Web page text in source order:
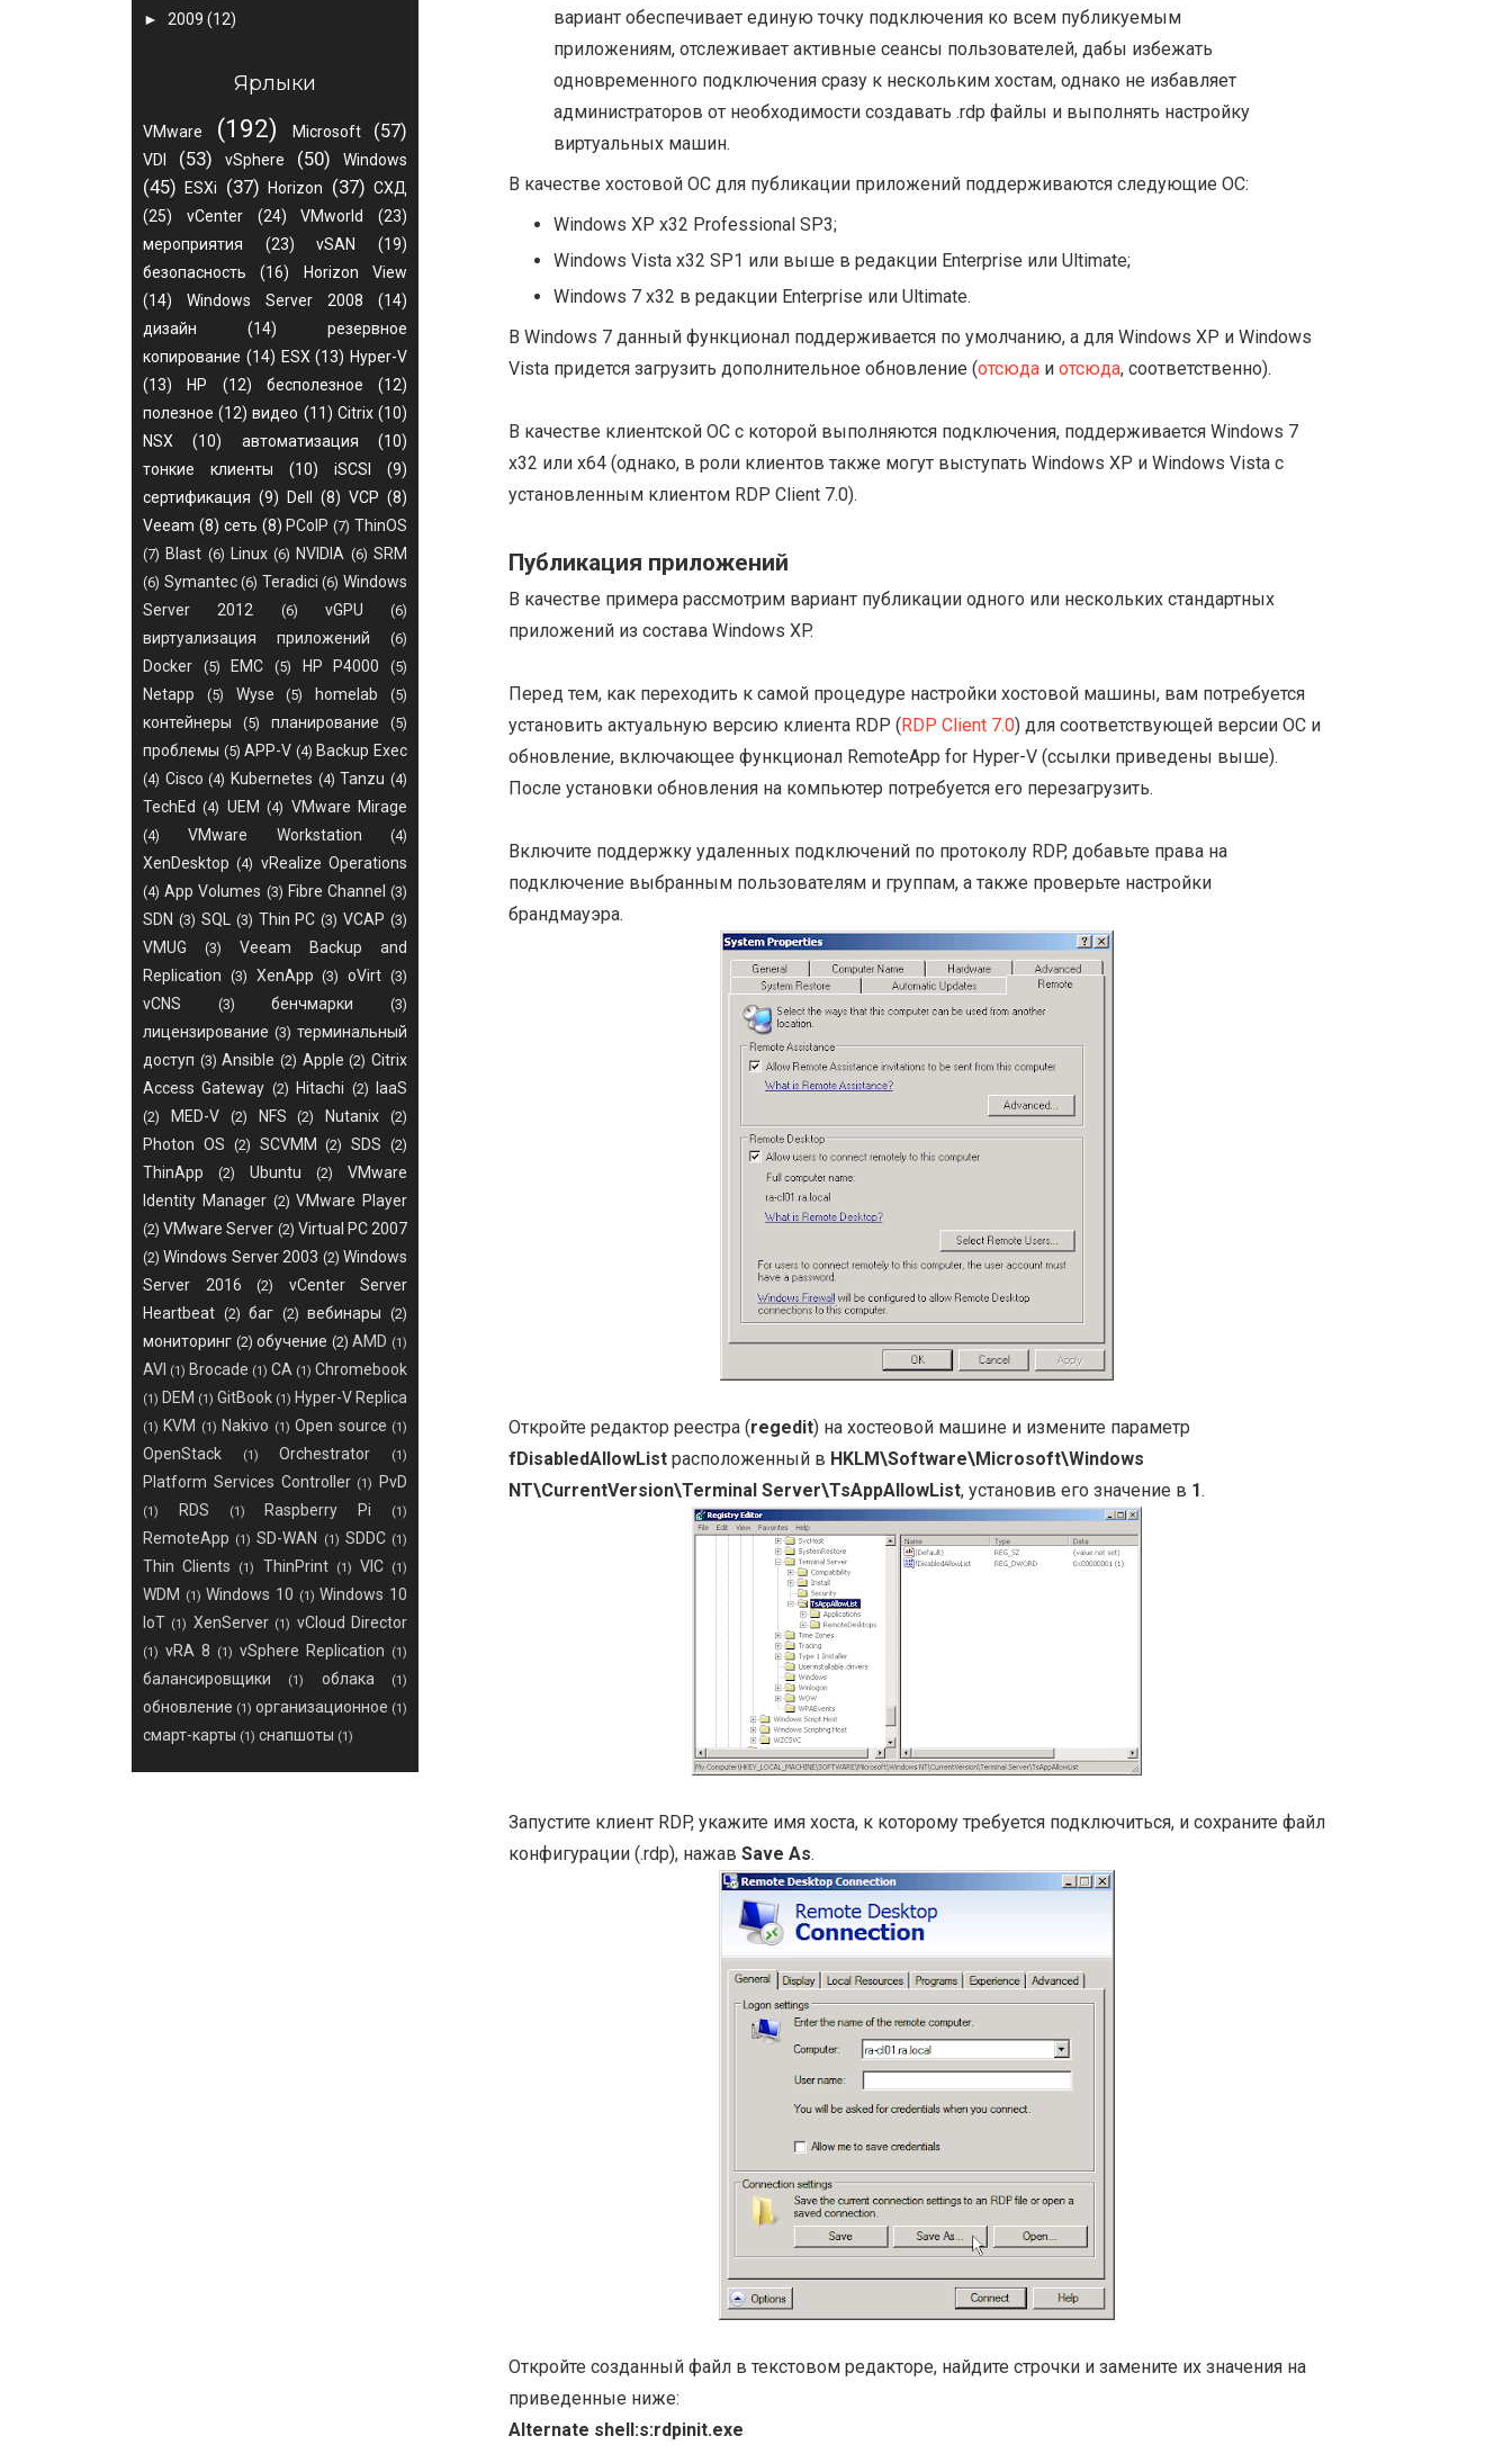
► 2009 (12)
Ярлыки
VMware (192) Microsoft (57)
VDI (53) vSphere (50) Windows
(45) ESXi (37) Horizon (37) СХД
(25)
vCenter (24) VMworld
(23)
мероприятия
(23) vSAN
(19)
безопасность
(16)
Horizon View
(14)
Windows Server 2008
(14)
дизайн
(14)
резервное
копирование (14) ESX (13) Hyper-V
(13)
HP (12) бесполезное
(12)
полезное (12) видео (11) Citrix (10)
NSX
(10) автоматизация
(10)
тонкие клиенты
(10) iSCSI
(9)
сертификация (9) Dell (8) VCP (8)
Veeam (8) сеть (8) PCoIP (7) ThinOS
(7) Blast (6) Linux (6) NVIDIA (6) SRM
(6) Symantec (6) Teradici (6) Windows
Server 2012
(6) vGPU (6)
виртуализация приложений (6)
Docker (5) EMC (5) HP P4000 (5)
Netapp (5) Wyse (5) homelab (5)
контейнеры (5) планирование (5)
проблемы (5) APP-V (4) Backup Exec
(4) Cisco (4) Kubernetes (4) Tanzu (4)
TechEd (4) UEM (4) VMware Mirage
(4) VMware Workstation (4)
XenDesktop (4) vRealize Operations
(4) App Volumes (3) Fibre Channel (3)
SDN (3) SQL (3) Thin PC (3) VCAP (3)
VMUG (3)
Veeam Backup and
Replication (3) XenApp (3) oVirt (3)
vCNS (3) бенчмарки (3)
лицензирование (3) терминальный
доступ (3) Ansible (2) Apple (2) Citrix
Access Gateway (2) Hitachi (2) IaaS
(2) MED-V (2) NFS (2) Nutanix (2)
Photon OS (2) SCVMM (2) SDS (2)
ThinApp (2) Ubuntu (2)
VMware
Identity Manager (2) VMware Player
(2) VMware Server (2) Virtual PC 2007
(2) Windows Server 2003 (2) Windows
Server 2016
(2)
vCenter Server
Heartbeat (2) баг (2) вебинары (2)
мониторинг (2) обучение (2) AMD (1)
AVI (1) Brocade (1) CA (1) Chromebook
(1) DEM (1) GitBook (1) Hyper-V Replica
(1) KVM (1) Nakivo (1) Open source (1)
OpenStack (1) Orchestrator (1)
Platform Services Controller (1) PvD
(1) RDS (1) Raspberry Pi (1)
RemoteApp (1) SD-WAN (1) SDDC (1)
Thin Clients (1) ThinPrint (1) VIC (1)
WDM (1) Windows 10 (1) Windows 10
IoT (1) XenServer (1) vCloud Director
(1) vRA 8 (1) vSphere Replication (1)
балансировщики (1) облака (1)
обновление (1) организационное (1)
смарт-карты (1) снапшоты (1)
вариант обеспечивает единую точку подключения ко всем публикуемым
приложениям, отслеживает активные сеансы пользователей, дабы избежать
одновременного подключения сразу к нескольким хостам, однако не избавляет
администраторов от необходимости создавать .rdp файлы и выполнять настройку
виртуальных машин.
В качестве хостовой ОС для публикации приложений поддерживаются следующие ОС:
Windows XP x32 Professional SP3;
Windows Vista x32 SP1 или выше в редакции Enterprise или Ultimate;
Windows 7 x32 в редакции Enterprise или Ultimate.
В Windows 7 данный функционал поддерживается по умолчанию, а для Windows XP и Windows
Vista придется загрузить дополнительное обновление (отсюдаи отсюда, соответственно).
В качестве клиентской ОС с которой выполняются подключения, поддерживается Windows 7
x32 или x64 (однако, в роли клиентов также могут выступать Windows XP и Windows Vista с
установленным клиентом RDP Client 7.0).
Публикация приложений
В качестве примера рассмотрим вариант публикации одного или нескольких стандартных
приложений из состава Windows XP.
Перед тем, как переходить к самой процедуре настройки хостовой машины, вам потребуется
установить актуальную версию клиента RDP (RDP Client 7.0) для соответствующей версии ОС и
обновление, включающее функционал RemoteApp for Hyper-V (ссылки приведены выше).
После установки обновления на компьютер потребуется его перезагрузить.
Включите поддержку удаленных подключений по протоколу RDP, добавьте права на
подключение выбранным пользователям и группам, а также проверьте настройки
брандмауэра.
Откройте редактор реестра (regedit) на хостеовой машине и измените параметр
fDisabledAllowListрасположенный в HKLM\Software\Microsoft\Windows
NT\CurrentVersion\Terminal Server\TsAppAllowList, установив его значение в 1.
Запустите клиент RDP, укажите имя хоста, к которому требуется подключиться, и сохраните файл
конфигурации (.rdp), нажав Save As.
Откройте созданный файл в текстовом редакторе, найдите строчки и замените их значения на
приведенные ниже:
Alternate shell:s:rdpinit.exe